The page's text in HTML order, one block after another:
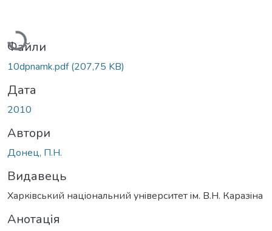
Вантажиться...
Файли
10dpnamk.pdf(207,75 KB)
Дата
2010
Автори
Донец, П.Н.
Видавець
Харкiвський нацiональний унiверситет iм. В.Н. Каразiна
Анотація